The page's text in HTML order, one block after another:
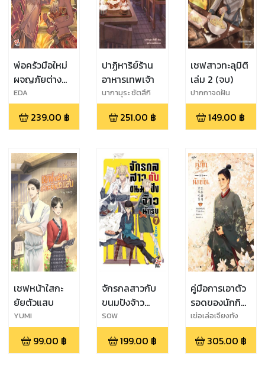
พ่อครัวมือใหม่
ผจญภัยต่าง
โลก เล่ม 6
EDA
239.00 ฿
ปาฏิหาริย์ร้าน
อาหารเทพเจ้า
นากามุระ ซัตสึกิ
251.00 ฿
เชฟสาวทะลุมิติ
เล่ม 2 (จบ)
ปากกาจดฝัน
149.00 ฿
เชฟหน้าใสกะ
ยัยตัวแสบ
ํYUMI
99.00 ฿
จักรกลสาวกับ
ขนมปังจ้าว
นักรบ เล่ม 7
SOW
199.00 ฿
คู่มือการเอาตัว
รอดของนักกิน
เล่ม 2
เข่อเล่อเจียงทัง
305.00 ฿